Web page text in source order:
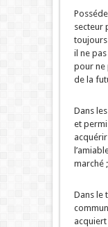
secteur
il ne
pour ne
de la
Dans
et
marché ;
Dans le